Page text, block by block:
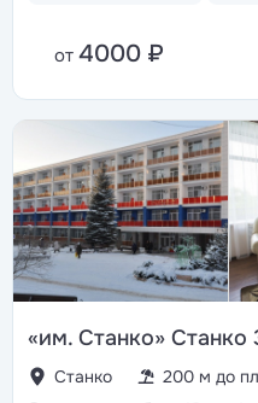
от 4000 ₽
«им. Станко» Станко
Станко 200 м до